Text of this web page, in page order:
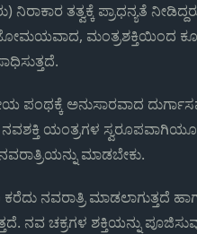
ತತ್ವಕ್ಕೆ ಪ್ರಾಧನ್ಯತೆ
ಮಂತ್ರಶಕ್ತಿಯಿಂದ
ಪಂಥಕ್ಕೆ ಅನುಸಾರವಾದ
ಯಂತ್ರಗಳ
ಮಾಡಬೇಕು.
ನವರಾತ್ರಿ ಮಾಡಲಾಗುತ್ತದೆ
ನವ ಚಕ್ರಗಳ ಶಕ್ತಿಯನ್ನು